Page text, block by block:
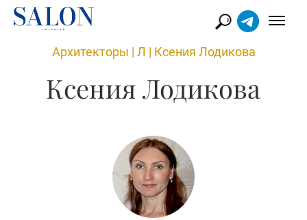
Архитекторы | Л | Ксения Лодикова
Ксения Лодикова